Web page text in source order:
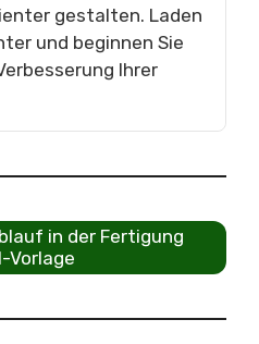
gestalten. Laden
und beginnen Sie
Ihrer
in der Fertigung
Vorlage